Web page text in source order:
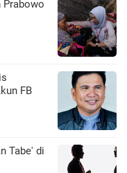
Prabowo
FB
Tabe' di